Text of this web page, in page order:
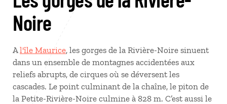
Noire
Al'île Maurice, les gorges de la Rivière-Noire sinuent
dans un ensemble de montagnes accidentées aux
reliefs abrupts, de cirques où se déversent les
cascades. Le point culminant de la chaîne, le piton de
la Petite-Rivière-Noire culmine à 828 m. C’est aussi le